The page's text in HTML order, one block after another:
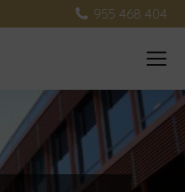
955 468 404